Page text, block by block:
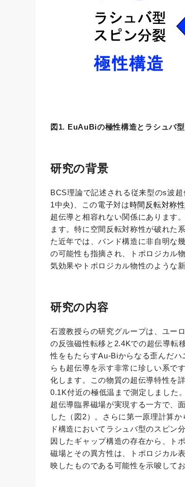
図1. EuAuBiの極性構造とラシュバ
研究の背景
BCS理論で記述される従来型のs波
1中央)、この電子対は時間反転対称性
超伝導と相容れない関係にあります
ます。特に空間反転対称性が破れた
た近年では、バンド構造に非自明な
の可能性も指摘され、トポロジカル
気効果やトポロジカル物性のような
研究の内容
石渡教授らの研究グループは、ユー
の反強磁性転移と2.4Kでの超伝導転
性をもたらすAu-Biからなる歪んだ
らも超伝導を示す非常に珍しい系で
化します。この物質の超伝導特性を
0.1K付近の極低温まで測定しました
超伝導臨界磁場が実現する一方で、
した（図2）。さらに第一原理計算か
ド構造においてラシュバ型のスピン
因したギャップ構造の存在から、ト
磁場とその異方性は、トポロジカル
映したものである可能性を示唆して